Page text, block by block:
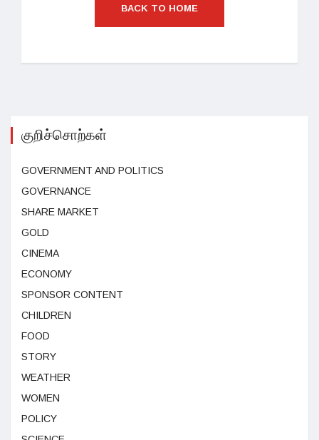
BACK TO HOME
குறிச்சொற்கள்
GOVERNMENT AND POLITICS
GOVERNANCE
SHARE MARKET
GOLD
CINEMA
ECONOMY
SPONSOR CONTENT
CHILDREN
FOOD
STORY
WEATHER
WOMEN
POLICY